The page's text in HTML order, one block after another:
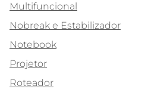
Multifuncional
Nobreak e Estabilizador
Notebook
Projetor
Roteador